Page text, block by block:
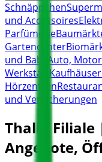
Schnäppchen
und Accessoires
Parfümerie
Gartencenter
und Baby
Auto,
Werkstatt Kaufhäuser
Hörzentren
und Versicherungen
Thalia Filiale
Angebote,